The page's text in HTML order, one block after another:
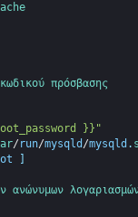
κωδικού πρόσβασης
}}"
/ run/mysqld /mysqld .
ανώνυμων